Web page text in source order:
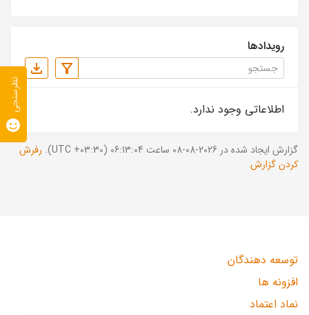
رویدادها
اطلاعاتی وجود ندارد.
گزارش ایجاد شده در 2026-08-08 ساعت 06:13:04 (UTC +03:30).
رفرش
کردن گزارش
توسعه دهندگان
افزونه ها
نماد اعتماد
نظرسنجی